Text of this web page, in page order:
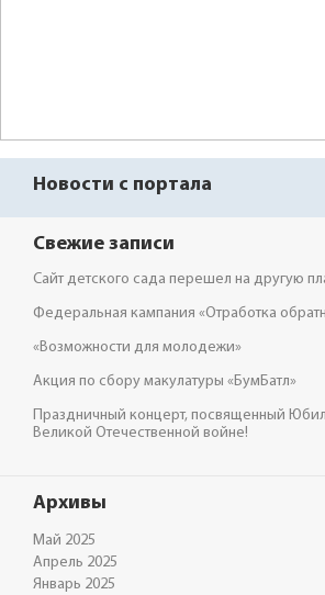
Новости с портала
Свежие записи
Сайт детского сада перешел на другую
Федеральная кампания «Отработка
«Возможности для молодежи»
Акция по сбору макулатуры «БумБатл»
Праздничный концерт, посвященный
Великой Отечественной войне!
Архивы
Май 2025
Апрель 2025
Январь 2025